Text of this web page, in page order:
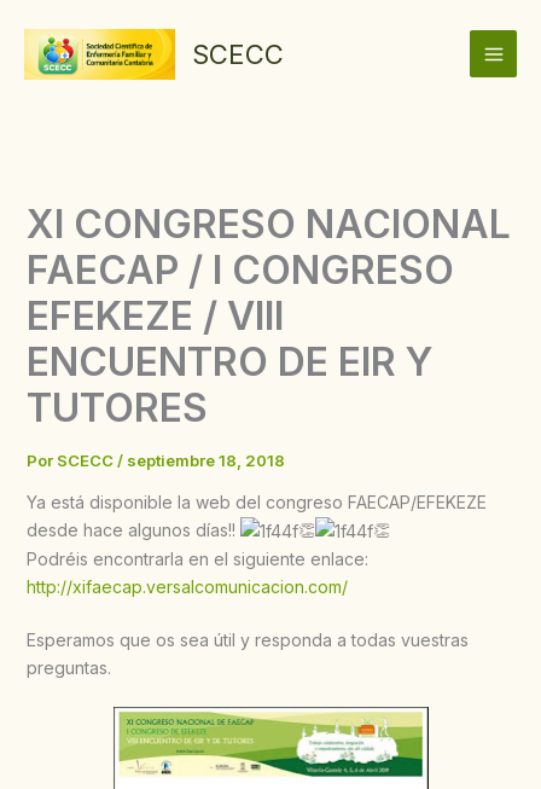
contenido
SCECC
XI CONGRESO NACIONAL
FAECAP / I CONGRESO
EFEKEZE / VIII
ENCUENTRO DE EIR Y
TUTORES
Por SCECC / septiembre 18, 2018
Ya está disponible la web del congreso FAECAP/EFEKEZE
desde hace algunos días!!
👏
👏
Podréis encontrarla en el siguiente enlace:
http://xifaecap.versalcomunicacion.com/
Esperamos que os sea útil y responda a todas vuestras
preguntas.